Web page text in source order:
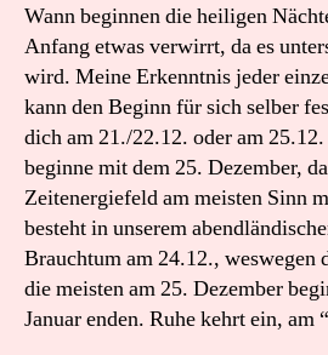
Wann beginnen die heiligen
Anfang etwas verwirrt, da es
wird. Meine Erkenntnis jeder
kann den Beginn für sich selber
dich am 21./22.12. oder am
beginne mit dem 25. Dezember,
Zeitenergiefeld am meisten Sinn
besteht in unserem
Brauchtum am 24.12., weswegen
die meisten am 25. Dezember
Januar enden. Ruhe kehrt ein, am